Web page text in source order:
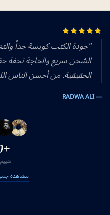
"جودة الكتب كويسة جداً
الشحن سريع والحاجة تحفة
الحقيقية. من أحسن الناس
— RADWA ALI
+370
تقييم 5 نجوم
مشاهدة